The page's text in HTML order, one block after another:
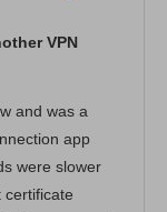
VPN
and was a
app
were slower
certificate